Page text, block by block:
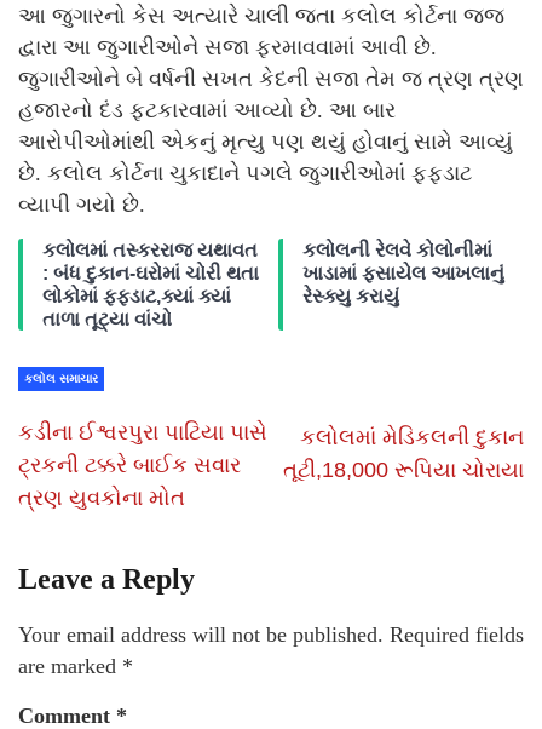
આ જુગારનો કેસ અત્યારે ચાલી જતા કલોલ કોર્ટના જજ
દ્વારા આ જુગારીઓને સજા ફરમાવવામાં આવી છે.
જુગારીઓને બે વર્ષની સખત કેદની સજા તેમ જ ત્રણ ત્રણ
હજારનો દંડ ફટકારવામાં આવ્યો છે. આ બાર
આરોપીઓમાંથી એકનું મૃત્યુ પણ થયું હોવાનું સામે આવ્યું
છે. કલોલ કોર્ટના ચુકાદાને પગલે જુગારીઓમાં ફફડાટ
વ્યાપી ગયો છે.
કલોલમાં તસ્કરરાજ યથાવત
: બંધ દુકાન-ઘરોમાં ચોરી થતા
લોકોમાં ફફડાટ,ક્યાં ક્યાં
તાળા તૂટ્યા વાંચો
કલોલની રેલવે કોલોનીમાં
ખાડામાં ફસાયેલ આખલાનું
રેસ્ક્યુ કરાયું
કલોલ સમાચાર
કડીના ઈશ્વરપુરા પાટિયા પાસે
ટ્રકની ટક્કરે બાઈક સવાર
ત્રણ યુવકોના મોત
કલોલમાં મેડિકલની દુકાન
તૂટી,18,000 રૂપિયા ચોરાયા
Leave a Reply
Your email address will not be published. Required fields
are marked *
Comment *